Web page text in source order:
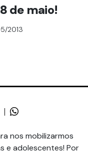
de maio!
2013
nos mobilizarmos
e adolescentes! Por